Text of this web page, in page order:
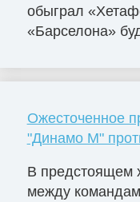
обыграл
«Барселона»
Ожесточенное
"Динамо М"
В предстоящем
между